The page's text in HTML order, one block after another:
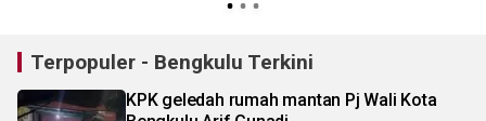
Terpopuler - Bengkulu Terkini
KPK geledah rumah mantan Pj Wali Kota